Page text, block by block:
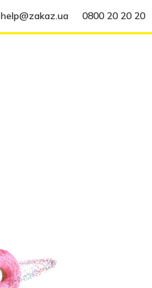
help@zakaz.ua 0800 20 20 20